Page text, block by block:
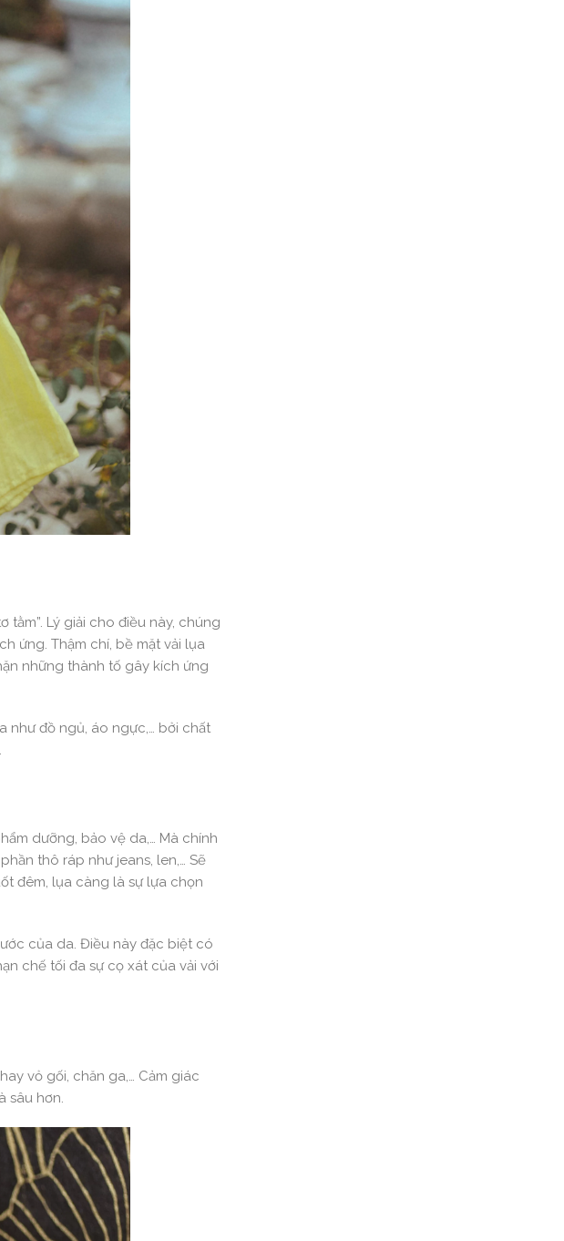
tằm”. Lý giải cho điều này, chúng
ứng. Thậm chí, bề mặt vải lụa
những thành tố gây kích ứng
đồ ngủ, áo ngực,… bởi chất
dưỡng, bảo vệ da,… Mà chính
thô ráp như jeans, len,… Sẽ
đêm, lụa càng là sự lựa chọn
của da. Điều này đặc biệt có
chế tối đa sự cọ xát của vải với
vỏ gối, chăn ga,… Cảm giác
sâu hơn.